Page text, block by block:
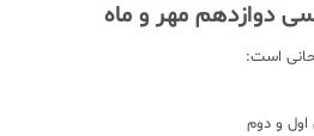
دوازدهم مهر و ماه